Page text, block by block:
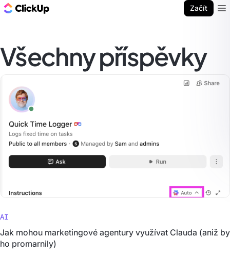
Začít
Všechny příspěvky
AI
Jak mohou marketingové agentury využívat Clauda (aniž by
ho promarnily)